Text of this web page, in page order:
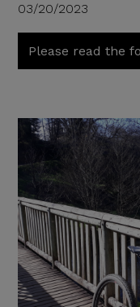
03/20/2023
Please read the